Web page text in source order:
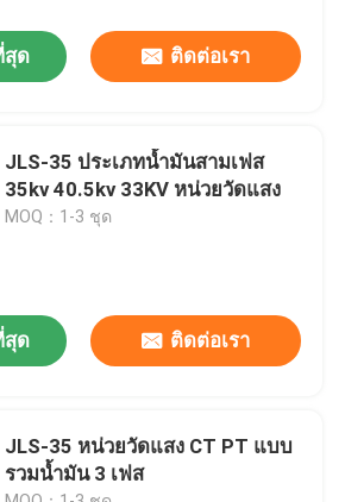
าศ
สุด ติดต่อเรา
JLS-35 ประเภทน้ำมันสามเฟส
35kv 40.5kv 33KV หน่วยวัดแสง
MOQ：1-3 ชุด
สุด ติดต่อเรา
JLS-35 หน่วยวัดแสง CT PT แบบ
รวมน้ำมัน 3 เฟส